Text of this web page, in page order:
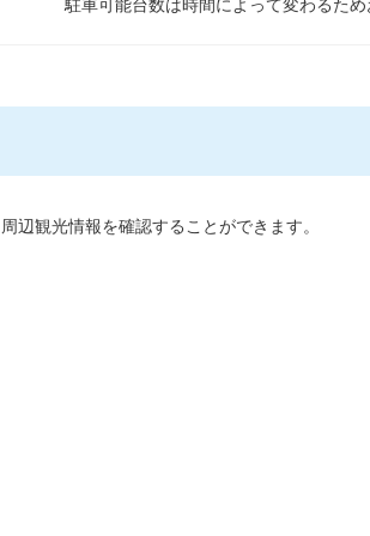
駐車可能台数は時間によって変わるため
辺観光情報を確認することができます。